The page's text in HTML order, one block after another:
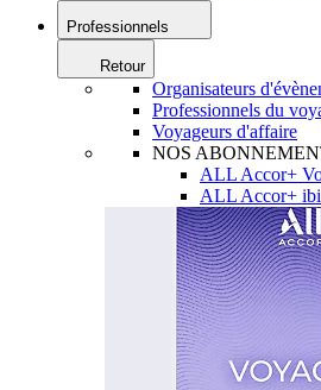
Professionnels
Retour
Organisateurs
Professionnels du
Voyageurs d'affaire
NOS
ALL Accor+
ALL Accor+